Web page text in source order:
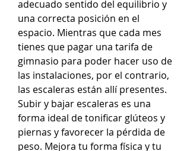
adecuado sentido del equilibrio y
una correcta posición en el
espacio. Mientras que cada mes
tienes que pagar una tarifa de
gimnasio para poder hacer uso de
las instalaciones, por el contrario,
las escaleras están allí presentes.
Subir y bajar escaleras es una
forma ideal de tonificar glúteos y
piernas y favorecer la pérdida de
peso. Mejora tu forma física y tu